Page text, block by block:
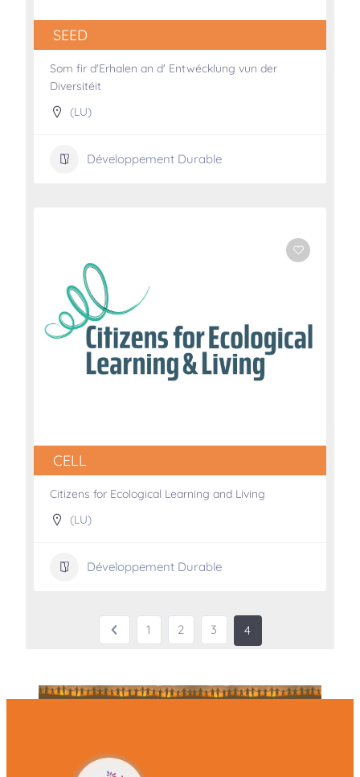
SEED
Som fir d'Erhalen an d' Entwécklung vun der
Diversitéit
(LU)
Développement Durable
CELL
Citizens for Ecological Learning and Living
(LU)
Développement Durable
1 2 3 4